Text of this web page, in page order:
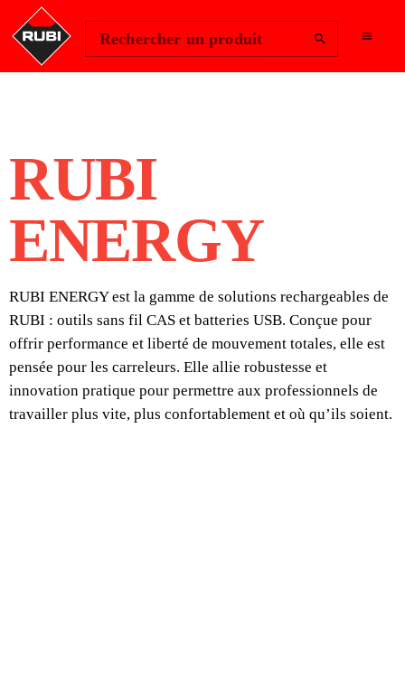
Rechercher un produit
RUBI
ENERGY
RUBI ENERGY est la gamme de solutions rechargeables de
RUBI : outils sans fil CAS et batteries USB. Conçue pour
offrir performance et liberté de mouvement totales, elle est
pensée pour les carreleurs. Elle allie robustesse et
innovation pratique pour permettre aux professionnels de
travailler plus vite, plus confortablement et où qu’ils soient.